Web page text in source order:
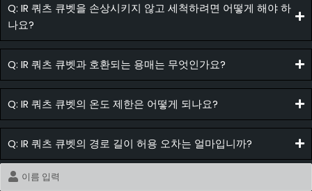
Q: IR 쿼츠 큐벳을 손상시키지 않고 세척하려면 어떻게 해야 하
나요?
Q: IR 쿼츠 큐벳과 호환되는 용매는 무엇인가요?
Q: IR 쿼츠 큐벳의 온도 제한은 어떻게 되나요?
Q: IR 쿼츠 큐벳의 경로 길이 허용 오차는 얼마입니까?
름